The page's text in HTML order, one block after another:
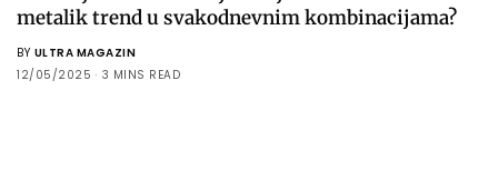
metalik trend u svakodnevnim kombinacijama?
BY ULTRA MAGAZIN
12/05/2025
3 MINS READ